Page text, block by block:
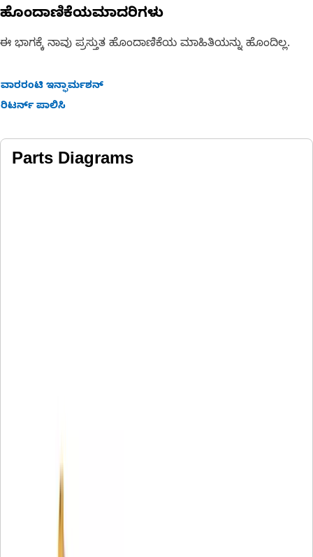
ಹೊಂದಾಣಿಕೆಯಮಾದರಿಗಳು
ಈ ಭಾಗಕ್ಕೆ ನಾವು ಪ್ರಸ್ತುತ ಹೊಂದಾಣಿಕೆಯ ಮಾಹಿತಿಯನ್ನು ಹೊಂದಿಲ್ಲ.
ವಾರರಂಟಿ ಇನ್ಫಾರ್ಮಶನ್
ರಿಟರ್ನ್ ಪಾಲಿಸಿ
Parts Diagrams